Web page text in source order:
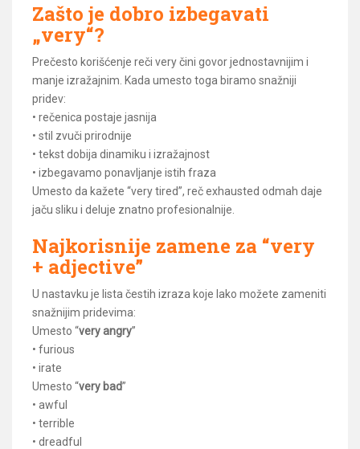
Zašto je dobro izbegavati
„very“?
Prečesto korišćenje reči very čini govor jednostavnijim i
manje izražajnim. Kada umesto toga biramo snažniji
pridev:
• rečenica postaje jasnija
• stil zvuči prirodnije
• tekst dobija dinamiku i izražajnost
• izbegavamo ponavljanje istih fraza
Umesto da kažete “very tired”, reč exhausted odmah daje
jaču sliku i deluje znatno profesionalnije.
Najkorisnije zamene za “very
+ adjective”
U nastavku je lista čestih izraza koje lako možete zameniti
snažnijim pridevima:
Umesto “very angry”
• furious
• irate
Umesto “very bad”
• awful
• terrible
• dreadful